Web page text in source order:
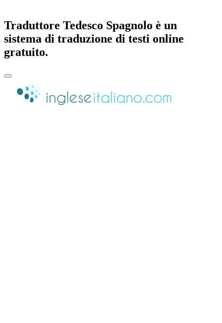
Traduttore Tedesco Spagnolo è un
sistema di traduzione di testi online
gratuito.